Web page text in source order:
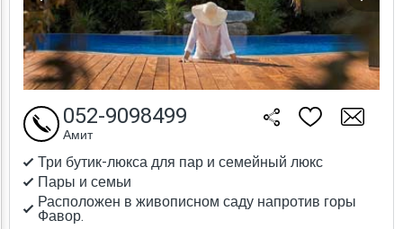
Три бутик-люкса для пар и семейный люкс
Пары и семьи
Расположен в живописном саду напротив горы
Фавор.
052-9098499
Амит